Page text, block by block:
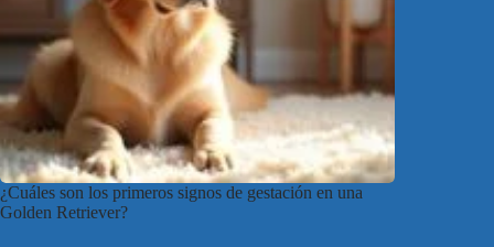
¿Cuáles son los primeros signos de gestación en una
Golden Retriever?